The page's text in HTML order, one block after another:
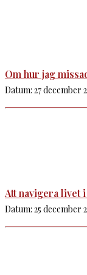
Om hur jag
Datum: 27 december
Att navigera livet
Datum: 25 december